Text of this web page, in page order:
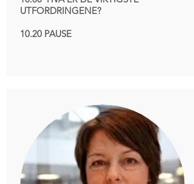
UTFORDRINGENE?
10.20 PAUSE